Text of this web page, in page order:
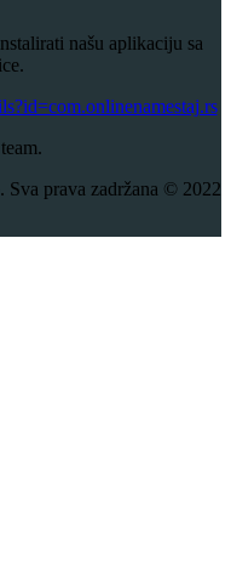
našu aplikaciju sa
Sva prava zadržana © 2022